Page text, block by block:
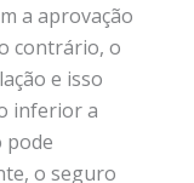
a aprovação
contrário, o
e isso
inferior a
pode
o seguro